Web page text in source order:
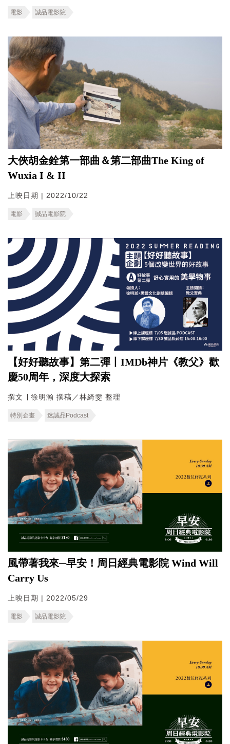
電影 誠品電影院
大俠胡金銓第一部曲＆第二部曲The King of
Wuxia I & II
上映日期 | 2022/10/22
電影 誠品電影院
【好好聽故事】第二彈丨IMDb神片《教父》歡
慶50周年，深度大探索
撰文 ∣ 徐明瀚 撰稿／林綺雯 整理
特別企畫 迷誠品Podcast
風帶著我來─早安！周日經典電影院 Wind Will
Carry Us
上映日期 | 2022/05/29
電影 誠品電影院